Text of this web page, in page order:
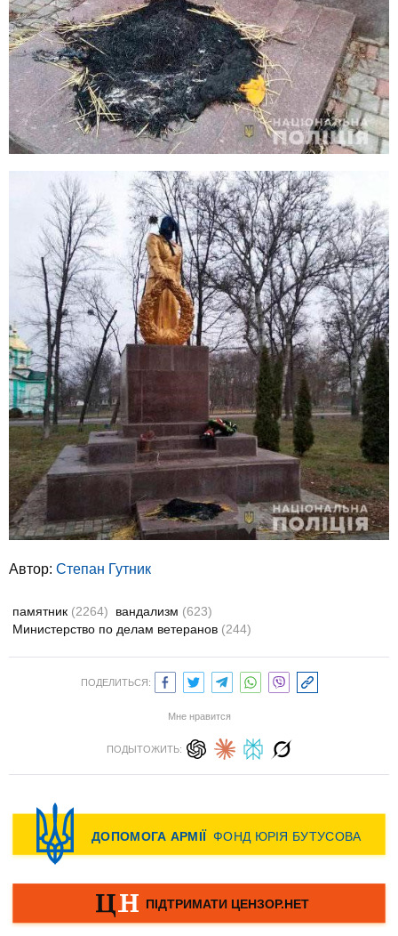
Автор: Степан Гутник
памятник (2264) вандализм (623)
Министерство по делам ветеранов (244)
ПОДЕЛИТЬСЯ:
Мне нравится
ПОДЫТОЖИТЬ: